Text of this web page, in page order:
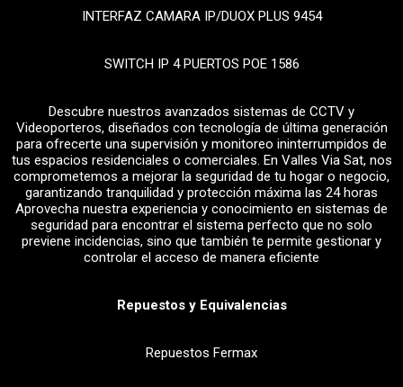
INTERFAZ CAMARA IP/DUOX PLUS 9454
SWITCH IP 4 PUERTOS POE 1586
Descubre nuestros avanzados sistemas de CCTV y
Videoporteros, diseñados con tecnología de última generación
para ofrecerte una supervisión y monitoreo ininterrumpidos de
tus espacios residenciales o comerciales. En Valles Via Sat, nos
comprometemos a mejorar la seguridad de tu hogar o negocio,
garantizando tranquilidad y protección máxima las 24 horas
Aprovecha nuestra experiencia y conocimiento en sistemas de
seguridad para encontrar el sistema perfecto que no solo
previene incidencias, sino que también te permite gestionar y
controlar el acceso de manera eficiente
Repuestos y Equivalencias
Repuestos Fermax